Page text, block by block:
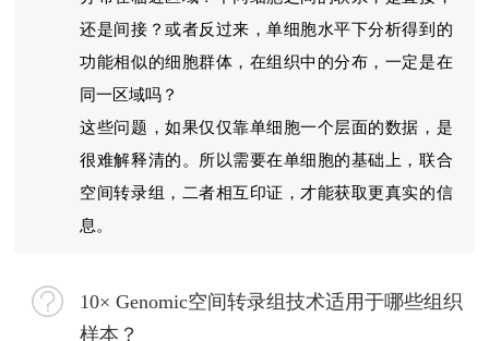
还是间接？或者反过来，单细胞水平下分析得到的
功能相似的细胞群体，在组织中的分布，一定是在
同一区域吗？
这些问题，如果仅仅靠单细胞一个层面的数据，是
很难解释清的。所以需要在单细胞的基础上，联合
空间转录组，二者相互印证，才能获取更真实的信
息。
10× Genomic空间转录组技术适用于哪些组织
样本？